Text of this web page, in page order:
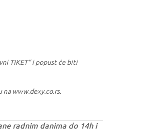
TIKET“ i popust će biti
na www.dexy.co.rs.
radnim danima do 14h i